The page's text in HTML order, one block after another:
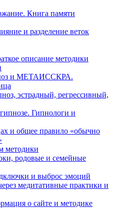
Книга памяти
и разделение веток
описание методики
и МЕТАИССКРА.
эстрадный, регрессивный,
Гипнологи и
и общее правило «обычно
методики
родовые и семейные
и выброс эмоций
медитативные практики и
о сайте и методике